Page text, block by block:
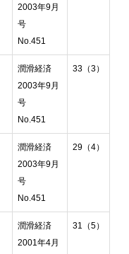
2003年9月
号
No.451
潤滑経済
2003年9月
号
No.451
33（3）
潤滑経済
2003年9月
号
No.451
29（4）
潤滑経済
2001年4月
31（5）